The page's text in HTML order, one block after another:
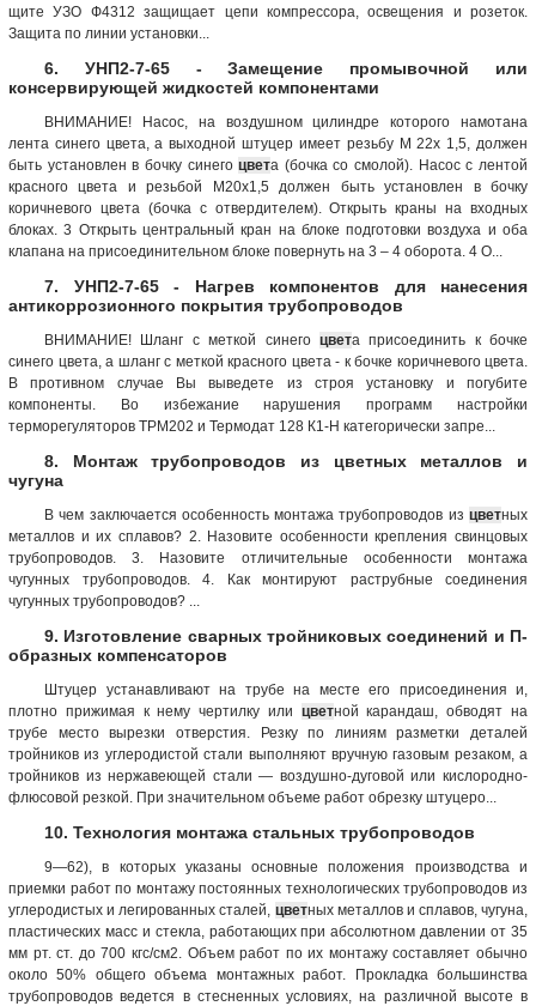
щите УЗО Ф4312 защищает цепи компрессора, освещения и розеток.
Защита по линии установки...
6. УНП2-7-65 - Замещение промывочной или
консервирующей жидкостей компонентами
ВНИМАНИЕ! Насос, на воздушном цилиндре которого намотана
лента синего цвета, а выходной штуцер имеет резьбу М 22х 1,5, должен
быть установлен в бочку синегоцвета (бочка со смолой). Насос с лентой
красного цвета и резьбой М20х1,5 должен быть установлен в бочку
коричневого цвета (бочка с отвердителем). Открыть краны на входных
блоках. 3 Открыть центральный кран на блоке подготовки воздуха и оба
клапана на присоединительном блоке повернуть на 3 – 4 оборота. 4 О...
7. УНП2-7-65 - Нагрев компонентов для нанесения
антикоррозионного покрытия трубопроводов
ВНИМАНИЕ! Шланг с меткой синего цвета присоединить к бочке
синего цвета, а шланг с меткой красного цвета - к бочке коричневого цвета.
В противном случае Вы выведете из строя установку и погубите
компоненты. Во избежание нарушения программ настройки
терморегуляторов ТРМ202 и Термодат 128 К1-Н категорически запре...
8. Монтаж трубопроводов из цветных металлов и
чугуна
В чем заключается особенность монтажа трубопроводов из цветных
металлов и их сплавов? 2. Назовите особенности крепления свинцовых
трубопроводов. 3. Назовите отличительные особенности монтажа
чугунных трубопроводов. 4. Как монтируют раструбные соединения
чугунных трубопроводов? ...
9. Изготовление сварных тройниковых соединений и П-
образных компенсаторов
Штуцер устанавливают на трубе на месте его присоединения и,
плотно прижимая к нему чертилку или цветной карандаш, обводят на
трубе место вырезки отверстия. Резку по линиям разметки деталей
тройников из углеродистой стали выполняют вручную газовым резаком, а
тройников из нержавеющей стали — воздушно-дуговой или кислородно-
флюсовой резкой. При значительном объеме работ обрезку штуцеро...
10. Технология монтажа стальных трубопроводов
9—62), в которых указаны основные положения производства и
приемки работ по монтажу постоянных технологических трубопроводов из
углеродистых и легированных сталей, цветных металлов и сплавов, чугуна,
пластических масс и стекла, работающих при абсолютном давлении от 35
мм рт. ст. до 700 кгс/см2. Объем работ по их монтажу составляет обычно
около 50% общего объема монтажных работ. Прокладка большинства
трубопроводов ведется в стесненных условиях, на различной высоте в